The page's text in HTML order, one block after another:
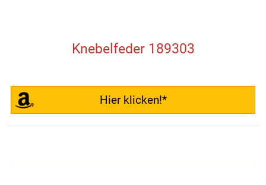
Knebelfeder 189303
Hier klicken!*